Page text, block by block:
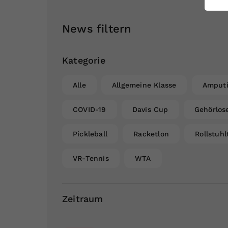
News filtern
Kategorie
Alle Allgemeine Klasse
COVID-19 Davis Cup
Pickleball Racketlon
VR-Tennis WTA
Zeitraum